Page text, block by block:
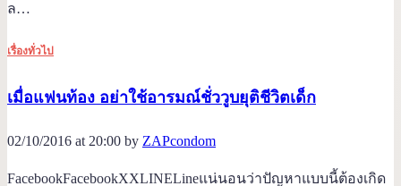
ล…
เรื่องทั่วไป
เมื่อแฟนท้อง อย่าใช้อารมณ์ชั่ววูบยุติชีวิตเด็ก
02/10/2016 at 20:00 by ZAPcondom
FacebookFacebookXXLINELineแน่นอนว่าปัญหาแบบนี้ต้องเกิด